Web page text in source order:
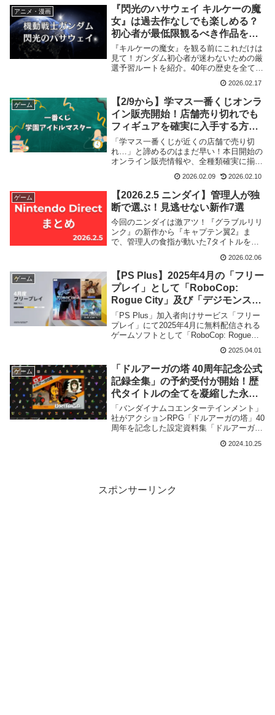
アニメ・漫画
『閃光のハサウェイ キルケーの魔
女』は過去作なしでも楽しめる？
初心者が最低限観るべき作品を厳
選解説！
『キルケーの魔女』を観る前にこれだけは
見て！ガンダム初心者が迷わないための厳
選予習ルートを紹介。40年の歴史を全て追
う必要はありません。Amazonプライムの
無料体験を使って、映画館に行く前にサク
ッと準備を整える方法を伝授します。
2026.02.17
ゲーム
【2/9から】学マス一番くじオンラ
イン販売開始！店舗売り切れでも
フィギュアを確実に入手する方法
まとめ
「学マス一番くじが近くの店舗で売り切
れ…」と諦めるのはまだ早い！本日開始の
オンライン販売情報や、全種類確実に揃え
推しのグッズを逃したくない方は必見で
す！
2026.02.09 2026.02.10
ゲーム
【2026.2.5 ニンダイ】管理人が独
断で選ぶ！見逃せない新作7選
今回のニンダイは激アツ！『グラブルリリ
ンク』の新作から『キャプテン翼2』ま
で、管理人の食指が動いた7タイトルをピ
画もまとめてチェック可能。配信者目線で
「どこが買いか」を分かりやすく解説しま
す！
2026.02.06
ゲーム
【PS Plus】2025年4月の「フリー
プレイ」として「RoboCop:
Rogue City」及び「デジモンスト
ーリーサイバースルゥース ハッカ
ーズメモリー」等3タイトルの配信
が開始！
「PS Plus」加入者向けサービス「フリー
プレイ」にて2025年4月に無料配信される
ゲームソフトとして「RoboCop: Rogue
スルゥース ハッカーズメモリー」等3タイ
トルの配信が開始されました。
2025.04.01
ゲーム
「ドルアーガの塔 40周年記念公式
記録全集」の予約受付が開始！歴
代タイトルの全てを凝縮した永久
保存版
「バンダイナムコエンターテインメント」
社がアクションRPG「ドルアーガの塔」40
周年を記念した設定資料集「ドルアーガの
2024.10.25
スポンサーリンク